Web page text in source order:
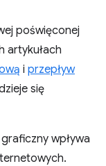
poświęconej
artykułach
i przepływ
się
wpływa